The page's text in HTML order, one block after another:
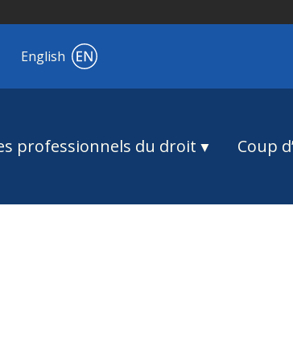
English
professionnels du droit Coup